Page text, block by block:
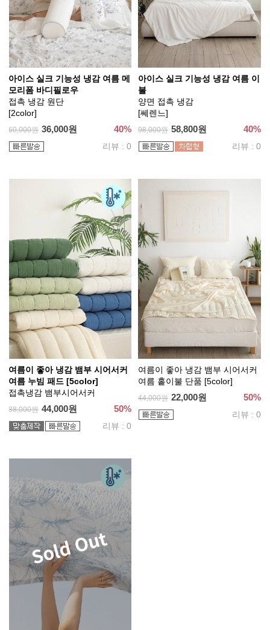
아이스 실크 기능성 냉감 여름 메
모리폼 바디필로우
접촉 냉감 원단
[2color]
60,000원 36,000원 40%
리뷰 : 0
아이스 실크 기능성 냉감 여름 이
불
양면 접촉 냉감
[쎄렌느]
98,000원 58,800원 40%
리뷰 : 0
여름이 좋아 냉감 뱀부 시어서커
여름 누빔 패드 [5color]
접촉냉감 뱀부시어서커
88,000원 44,000원 50%
리뷰 : 0
여름이 좋아 냉감 뱀부 시어서커
여름 홑이불 단품 [5color]
44,000원 22,000원 50%
리뷰 : 0